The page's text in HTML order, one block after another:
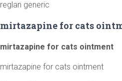
reglan generic
mirtazapine for cats
mirtazapine for cats ointment
mirtazapine for cats ointment